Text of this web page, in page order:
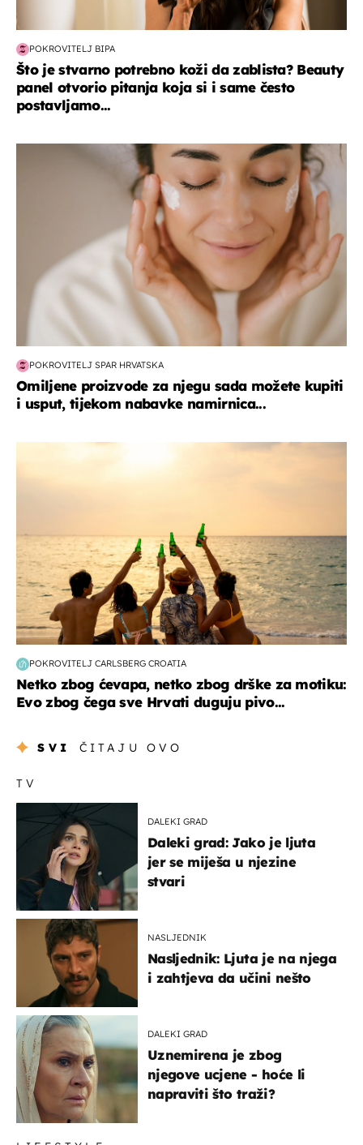
POKROVITELJ BIPA
Što je stvarno potrebno koži da zablista? Beauty
panel otvorio pitanja koja si i same često
postavljamo...
moda & ljepota
POKROVITELJ SPAR HRVATSKA
Omiljene proizvode za njegu sada možete kupiti
i usput, tijekom nabavke namirnica...
POKROVITELJ CARLSBERG CROATIA
Netko zbog ćevapa, netko zbog drške za motiku:
Evo zbog čega sve Hrvati duguju pivo...
SVI ČITAJU OVO
TV
DALEKI GRAD
Daleki grad: Jako je ljuta
jer se miješa u njezine
stvari
NASLJEDNIK
Nasljednik: Ljuta je na njega
i zahtjeva da učini nešto
DALEKI GRAD
Uznemirena je zbog
njegove ucjene - hoće li
napraviti što traži?